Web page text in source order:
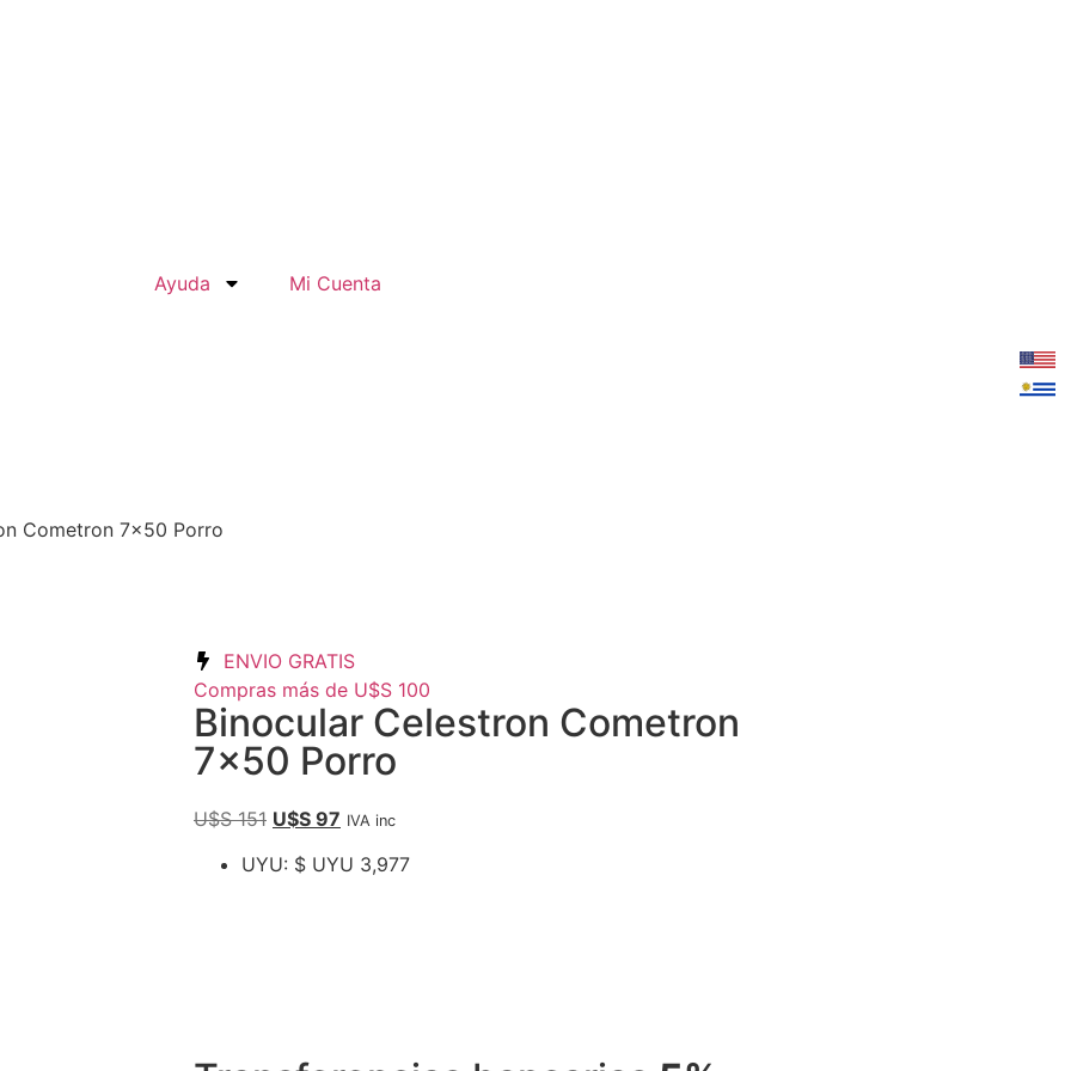
Ayuda
Mi Cuenta
Cometron 7×50 Porro
ENVIO GRATIS
Compras más de U$S 100
Binocular Celestron Cometron
7×50 Porro
U$S151 U$S 97 IVA inc
UYU: $ UYU 3,977